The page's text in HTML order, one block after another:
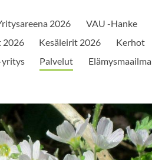
2026
VAU -Hanke
2026 Kesäleirit 2026 Kerhot
Palvelut Elämysmaailma